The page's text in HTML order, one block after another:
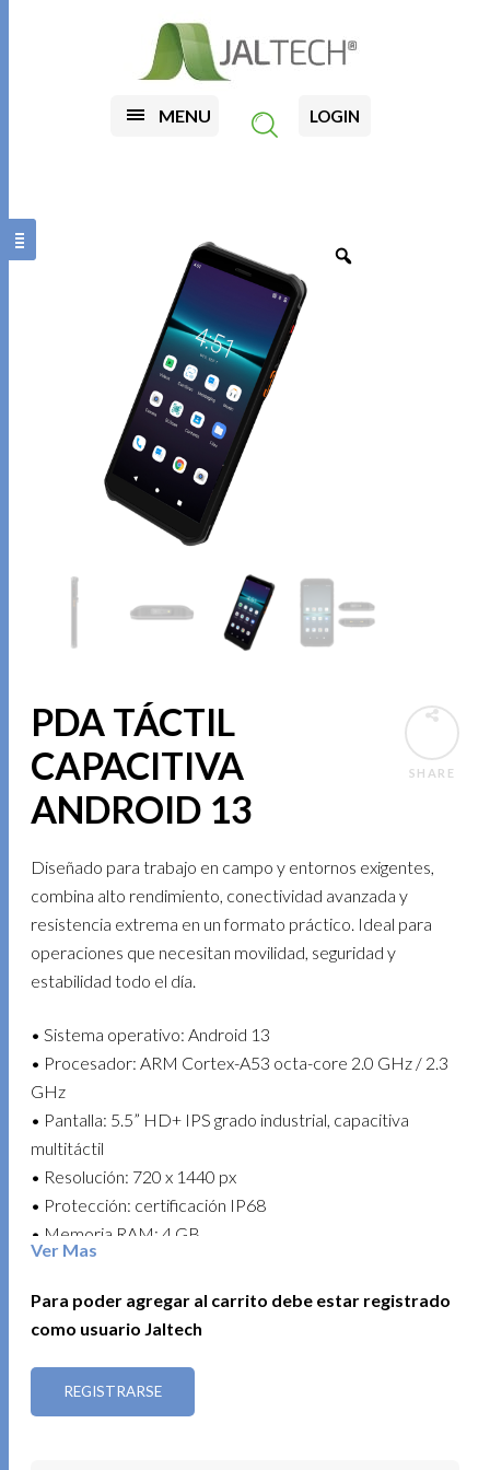
MENU LOGIN
SHARE
PDA TÁCTIL
CAPACITIVA
ANDROID 13
Diseñado para trabajo en campo y entornos exigentes,
combina alto rendimiento, conectividad avanzada y
resistencia extrema en un formato práctico. Ideal para
operaciones que necesitan movilidad, seguridad y
estabilidad todo el día.
• Sistema operativo: Android 13
• Procesador: ARM Cortex-A53 octa-core 2.0 GHz / 2.3
GHz
• Pantalla: 5.5” HD+ IPS grado industrial, capacitiva
multitáctil
• Resolución: 720 x 1440 px
• Protección: certificación IP68
• Memoria RAM: 4 GB
• Almacenamiento interno: 64 GB
• Conectividad: Wi-Fi dual band 2.4 GHz y 5 GHz /
Bluetooth 5.0 + BR / EDR + BLE / NFC
Ver Mas
Para poder agregar al carrito debe estar registrado
como usuario Jaltech
REGISTRARSE